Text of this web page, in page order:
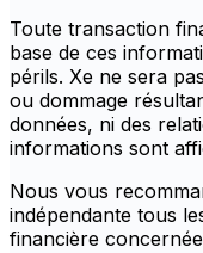
Toute transaction
base de ces
périls. Xe ne sera
ou dommage
données, ni des
informations sont
Nous vous
indépendante tous
financière